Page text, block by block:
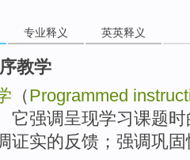
专业释义 英英释义
教学
（Programmed
它强调呈现学习课题
证实的反馈；强调巩